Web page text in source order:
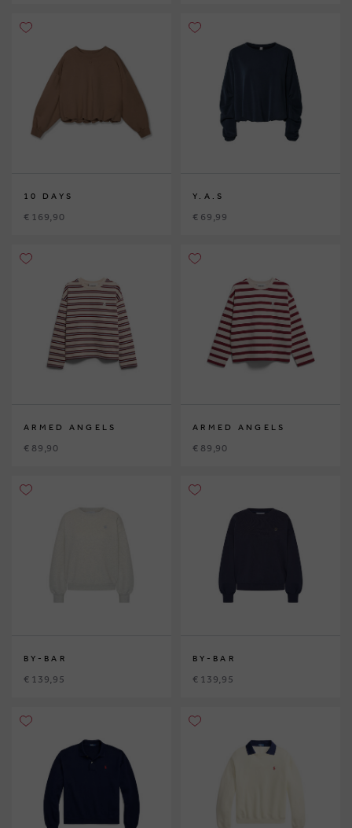
10 DAYS
€ 169,90
Y.A.S
€ 69,99
ARMED ANGELS
€ 89,90
ARMED ANGELS
€ 89,90
BY-BAR
€ 139,95
BY-BAR
€ 139,95